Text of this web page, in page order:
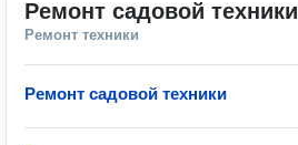
Ремонт садовой техники
Ремонт техники
Ремонт садовой техники